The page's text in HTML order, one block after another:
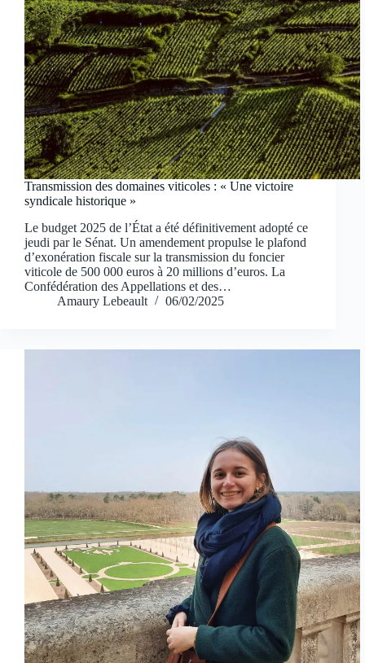
Transmission des domaines viticoles : « Une victoire
syndicale historique »
Le budget 2025 de l’État a été définitivement adopté ce
jeudi par le Sénat. Un amendement propulse le plafond
d’exonération fiscale sur la transmission du foncier
viticole de 500 000 euros à 20 millions d’euros. La
Confédération des Appellations et des…
Amaury Lebeault
06/02/2025